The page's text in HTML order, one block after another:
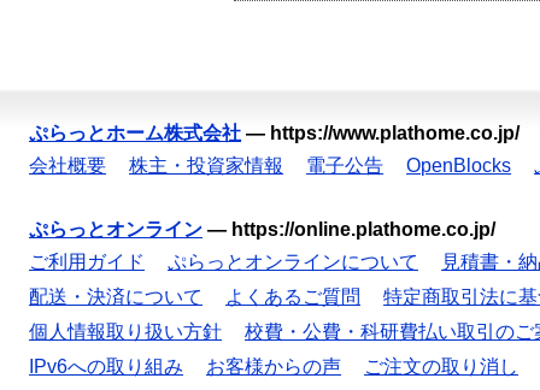
ぷらっとホーム株式会社 — https://www.plathome.co.jp/
会社概要
株主・投資家情報 電子公告 OpenBlocks
ぷらっとオンライン — https://online.plathome.co.jp/
ご利用ガイド
ぷらっとオンラインについて
見積書・
配送・決済について
よくあるご質問
特定商取引法に
個人情報取り扱い方針
校費・公費・科研費払い取引のご
IPv6への取り組み
お客様からの声 ご注文の取り消し